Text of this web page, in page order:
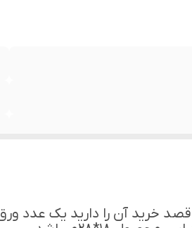
خرید آن را دارید یک عدد